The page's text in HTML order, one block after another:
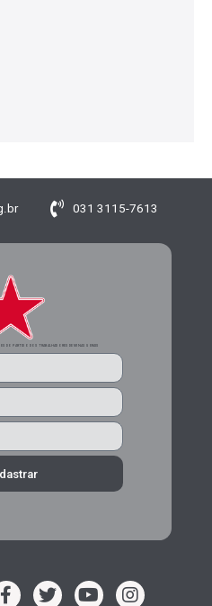
031 3115-7613
DO PARTIDO DOS TRABALHADORES DE MINAS GERAIS